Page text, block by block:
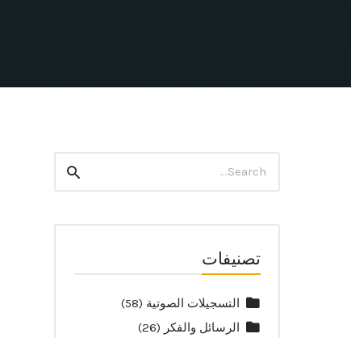
for:
Search
تصنيفات
التسجيلات الصوتية (58)
الرسائل والفكر (26)